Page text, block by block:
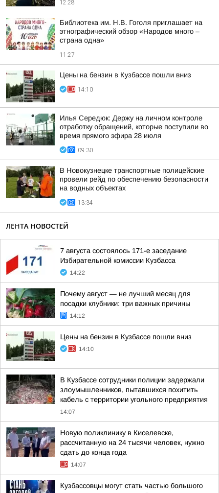
12:28
Библиотека им. Н.В. Гоголя приглашает на
этнографический обзор «Народов много –
страна одна»
11:27
Цены на бензин в Кузбассе пошли вниз
14:10
Илья Середюк: Держу на личном контроле
отработку обращений, которые поступили во
время прямого эфира 28 июля
09:30
В Новокузнецке транспортные полицейские
провели рейд по обеспечению безопасности
на водных объектах
13:34
ЛЕНТА НОВОСТЕЙ
7 августа состоялось 171-е заседание
Избирательной комиссии Кузбасса
14:22
Почему август — не лучший месяц для
посадки клубники: три важных причины
14:12
Цены на бензин в Кузбассе пошли вниз
14:10
В Кузбассе сотрудники полиции задержали
злоумышленников, пытавшихся похитить
кабель с территории угольного предприятия
14:07
Новую поликлинику в Киселевске,
рассчитанную на 24 тысячи человек, нужно
сдать до конца года
14:07
Кузбассовцы могут стать частью большого